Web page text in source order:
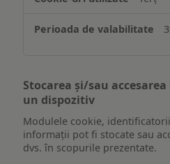
Stocarea și/sau
un dispozitiv
Modulele cookie,
informații pot fi stocate sau
dvs. în scopurile prezentate.